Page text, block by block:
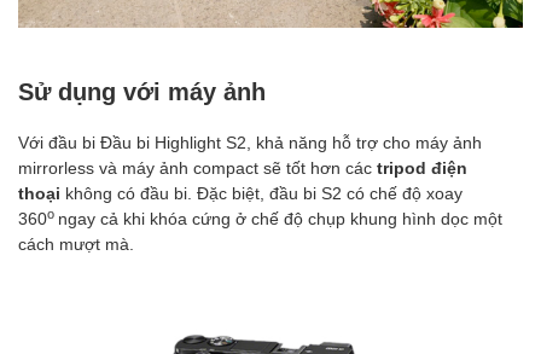
Sử dụng với máy ảnh
Với đầu bi Đầu bi Highlight S2, khả năng hỗ trợ cho máy ảnh
mirrorless và máy ảnh compact sẽ tốt hơn các tripod điện
thoại không có đầu bi. Đặc biệt, đầu bi S2 có chế độ xoay
360o ngay cả khi khóa cứng ở chế độ chụp khung hình dọc một
cách mượt mà.